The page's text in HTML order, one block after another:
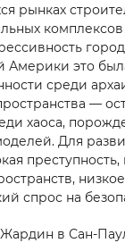
рынках
комплексов
это
среди
—
хаоса,
Для
преступность,
спрос на
в Сан-